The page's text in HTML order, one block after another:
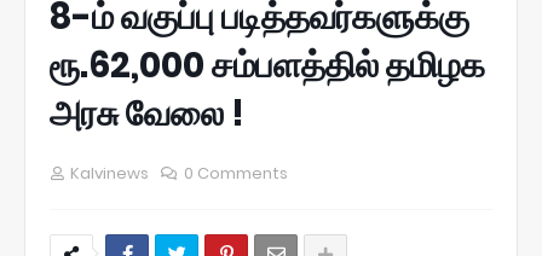
8-ம் வகுப்பு படித்தவர்களுக்கு
ரூ.62,000 சம்பளத்தில் தமிழக
அரசு வேலை !
Kalvinews 0 Comments